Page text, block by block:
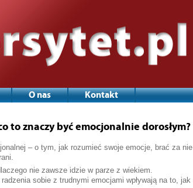
O nas Kontakt
to znaczy być emocjonalnie dorosłym?
– o tym, jak rozumieć swoje emocje, brać za nie
nie zawsze idzie w parze z wiekiem.
sobie z trudnymi emocjami wpływają na to, jak